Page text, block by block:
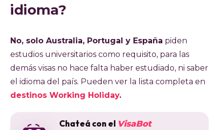
idioma?
No, solo Australia, Portugal y España piden
estudios universitarios como requisito, para las
demás visas no hace falta haber estudiado, ni saber
el idioma del país. Pueden ver la lista completa en
destinos Working Holiday.
Chateá con el VisaBot